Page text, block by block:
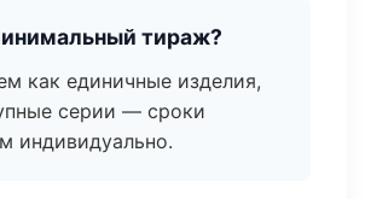
тираж?
как единичные изделия,
серии — сроки
индивидуально.